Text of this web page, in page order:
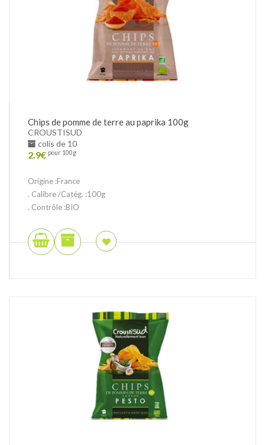
Chips de pomme de terre au paprika 100g
CROUSTISUD
colis de 10
2.9€ pour 100g
Origine :France
. Calibre /Catég. :100g
. Contrôle :BIO